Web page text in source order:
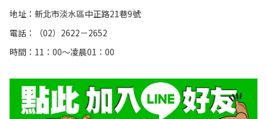
地址：新北市淡水區中正路21巷9號
電話：（02）2622－2652
時間：11：00～凌晨01：00